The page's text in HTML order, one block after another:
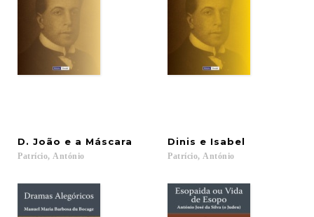
D. João e a Máscara
Patrício, António
Dinis e Isabel
Patrício, António